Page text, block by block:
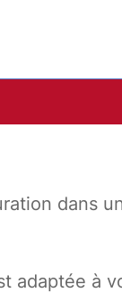
dans
adaptée à